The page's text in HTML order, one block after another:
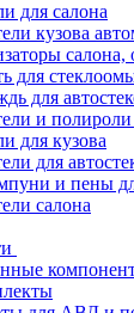
для салона
кузова
салона,
для
для
и
для кузова
для
и пены
салона